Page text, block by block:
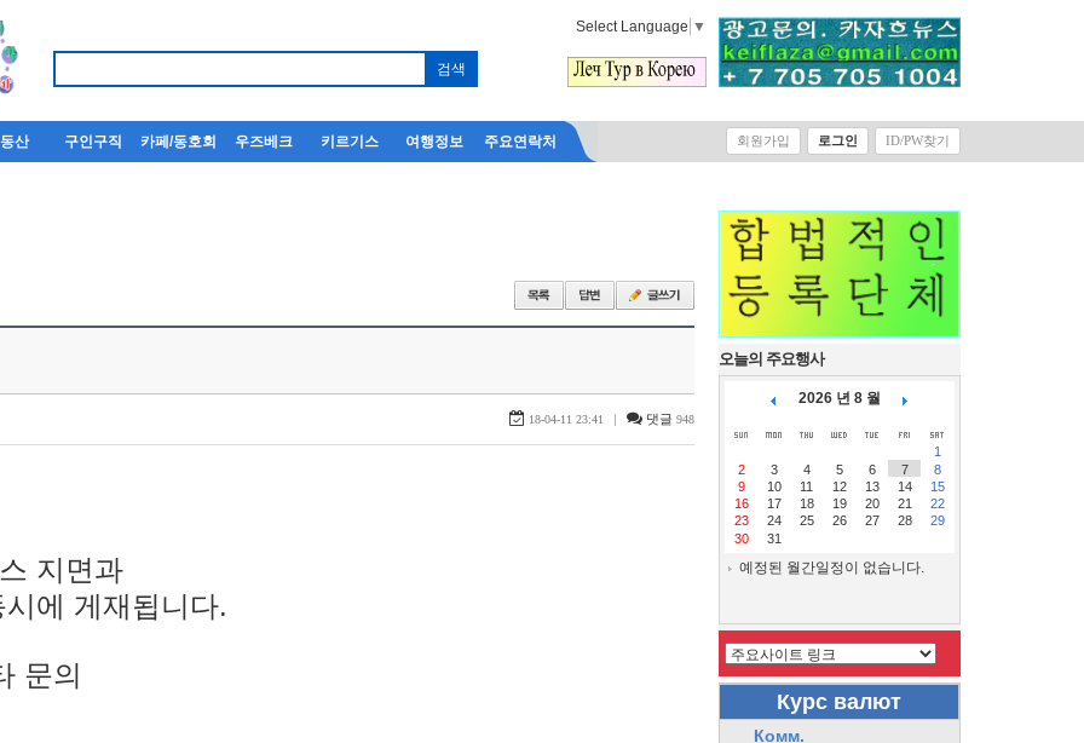
Select Language ▼
산 구인구직 카페/동호회 우즈베크 키르기스 여행정보 주요연락처 회원가입 로그인 ID/PW찾기
18-04-11 23:41 | 댓글 948
지면과
에 게재됩니다.
문의
오늘의 주요행사
2026 년 8 월
1
2
3 4 5 6 7
8
9
10 11 12 13 14
15
16
17 18 19 20 21
22
23
24 25 26 27 28
29
30
31
예정된 월간일정이 없습니다.